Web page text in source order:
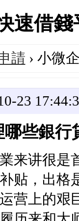
速借
請 › 小微
23
些銀行
来讲很是
贴，出格
营上的艰